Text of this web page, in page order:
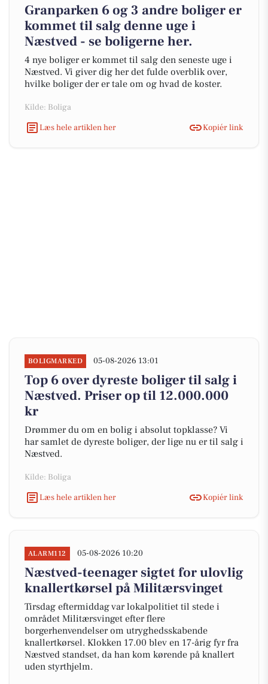
Granparken 6 og 3 andre boliger er
kommet til salg denne uge i
Næstved - se boligerne her.
4 nye boliger er kommet til salg den seneste uge i
Næstved. Vi giver dig her det fulde overblik over,
hvilke boliger der er tale om og hvad de koster.
Kilde: Boliga
Læs hele artiklen her
Kopiér link
BOLIGMARKED 05-08-2026 13:01
Top 6 over dyreste boliger til salg i
Næstved. Priser op til 12.000.000
kr
Drømmer du om en bolig i absolut topklasse? Vi
har samlet de dyreste boliger, der lige nu er til salg i
Næstved.
Kilde: Boliga
Læs hele artiklen her
Kopiér link
ALARM112 05-08-2026 10:20
Næstved-teenager sigtet for ulovlig
knallertkørsel på Militærsvinget
Tirsdag eftermiddag var lokalpolitiet til stede i
området Militærsvinget efter flere
borgerhenvendelser om utryghedsskabende
knallertkørsel. Klokken 17.00 blev en 17-årig fyr fra
Næstved standset, da han kom kørende på knallert
uden styrthjelm.